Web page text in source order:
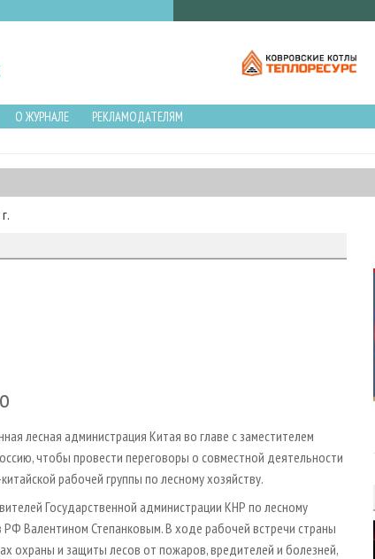
О ЖУРНАЛЕ
РЕКЛАМОДАТЕЛЯМ
лесная администрация Китая во главе с заместителем
чтобы провести переговоры о совместной деятельности
рабочей группы по лесному хозяйству.
Государственной администрации КНР по лесному
Валентином Степанковым. В ходе рабочей встречи страны
охраны и защиты лесов от пожаров, вредителей и болезней,